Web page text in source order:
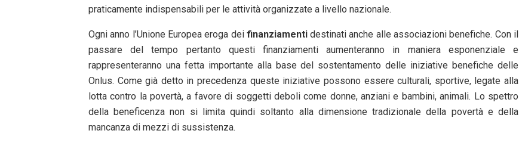
praticamente indispensabili per le attività organizzate a livello nazionale.
Ogni anno l’Unione Europea eroga dei finanziamentidestinati anche alle associazioni benefiche. Con il
passare del tempo pertanto questi finanziamenti aumenteranno in maniera esponenziale e
rappresenteranno una fetta importante alla base del sostentamento delle iniziative benefiche delle
Onlus. Come già detto in precedenza queste iniziative possono essere culturali, sportive, legate alla
lotta contro la povertà, a favore di soggetti deboli come donne, anziani e bambini, animali. Lo spettro
della beneficenza non si limita quindi soltanto alla dimensione tradizionale della povertà e della
mancanza di mezzi di sussistenza.